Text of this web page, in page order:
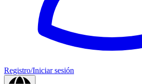
Registro/Iniciar sesión